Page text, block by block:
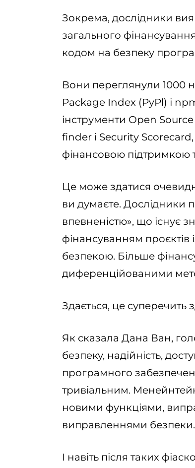
Зокрема, дослідники
загального
кодом на безпеку
Вони переглянули 1000
Package Index (PyPl) і
інструменти Open
finder і Security
фінансовою
Це може здатися
ви думаєте. Дослідники
впевненістю», що існує
фінансуванням
безпекою. Більше
диференційованими
Здається, це суперечить
Як сказала Дана Ван,
безпеку, надійність,
програмного
тривіальним.
новими функціями,
виправленнями безпеки.
І навіть після таких